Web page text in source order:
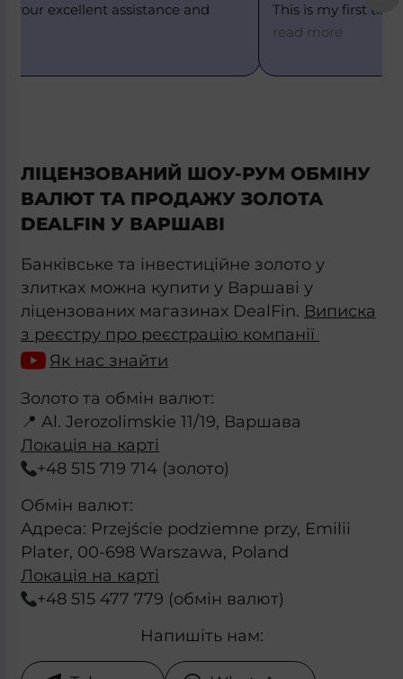
This is my first time using this service, and eve...
ЛІЦЕНЗОВАНИЙ ШОУ-РУМ ОБМІНУ
ВАЛЮТ ТА ПРОДАЖУ ЗОЛОТА
DEALFIN У ВАРШАВІ
Банківське та інвестиційне золото у
злитках можна купити у Варшаві у
ліцензованих магазинах DealFin. Виписка
з реєстру про реєстрацію компанії
Як нас знайти
Золото та обмін валют:
📍 Al. Jerozolimskie 11/19, Варшава
Локація на карті
+48 515 719 714 (золото)
Обмін валют:
Адреса: Przejście podziemne przy, Emilii
Plater, 00-698 Warszawa, Poland
Локація на карті
+48 515 477 779 (обмін валют)
Напишіть нам: